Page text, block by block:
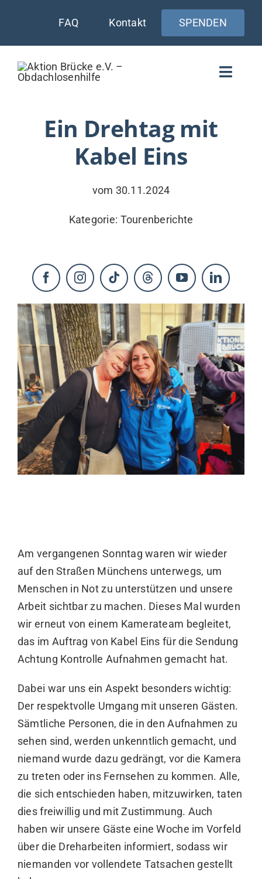
springen
FAQ Kontakt SPENDEN
Toggle
KONTAKT
Ein Drehtag mit
Kabel Eins
vom 30.11.2024
Kategorie: Tourenberichte
Am vergangenen Sonntag waren wir wieder
auf den Straßen Münchens unterwegs, um
Menschen in Not zu unterstützen und unsere
Arbeit sichtbar zu machen. Dieses Mal wurden
wir erneut von einem Kamerateam begleitet,
das im Auftrag von Kabel Eins für die Sendung
Achtung Kontrolle Aufnahmen gemacht hat.
Dabei war uns ein Aspekt besonders wichtig:
Der respektvolle Umgang mit unseren Gästen.
Sämtliche Personen, die in den Aufnahmen zu
sehen sind, werden unkenntlich gemacht, und
niemand wurde dazu gedrängt, vor die Kamera
zu treten oder ins Fernsehen zu kommen. Alle,
die sich entschieden haben, mitzuwirken, taten
dies freiwillig und mit Zustimmung. Auch
haben wir unsere Gäste eine Woche im Vorfeld
über die Dreharbeiten informiert, sodass wir
niemanden vor vollendete Tatsachen gestellt